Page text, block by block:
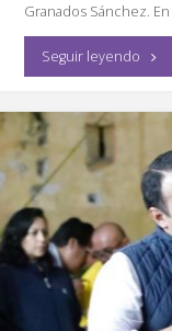
Granados Sánchez.
Seguir leyendo
a
Líder
y